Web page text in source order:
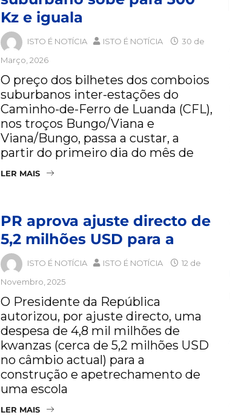
Kz e iguala
ISTO É NOTÍCIA ISTO É NOTÍCIA
30 de
Março, 2026
O preço dos bilhetes dos comboios
suburbanos inter-estações do
Caminho-de-Ferro de Luanda (CFL),
nos troços Bungo/Viana e
Viana/Bungo, passa a custar, a
partir do primeiro dia do mês de
LER MAIS
PR aprova ajuste directo de
5,2 milhões USD para a
ISTO É NOTÍCIA ISTO É NOTÍCIA
12 de
Novembro, 2025
O Presidente da República
autorizou, por ajuste directo, uma
despesa de 4,8 mil milhões de
kwanzas (cerca de 5,2 milhões USD
no câmbio actual) para a
construção e apetrechamento de
uma escola
LER MAIS